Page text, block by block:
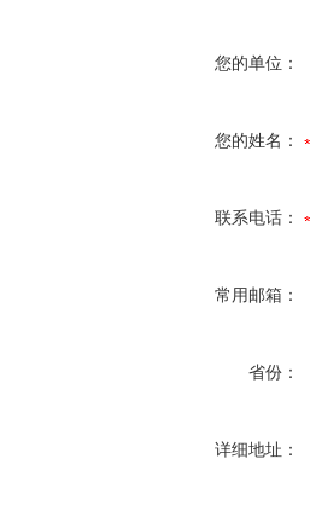
您的单位：
您的姓名：
联系电话：
常用邮箱：
省份：
详细地址：